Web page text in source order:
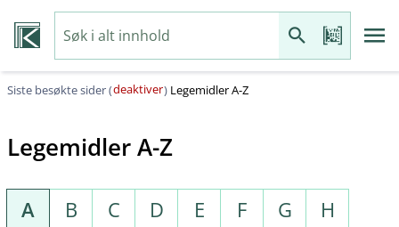
Siste besøkte sider (deaktiver) Legemidler A-Z
Legemidler A-Z
A B C D E F G
H